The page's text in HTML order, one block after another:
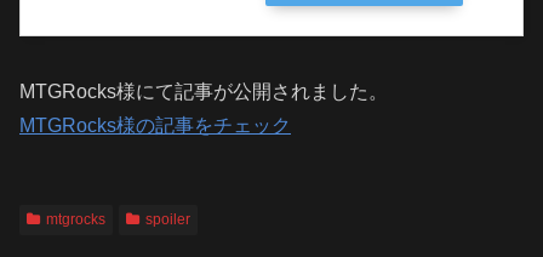
MTGRocks様にて記事が公開されました。
MTGRocks様の記事をチェック
mtgrocks spoiler